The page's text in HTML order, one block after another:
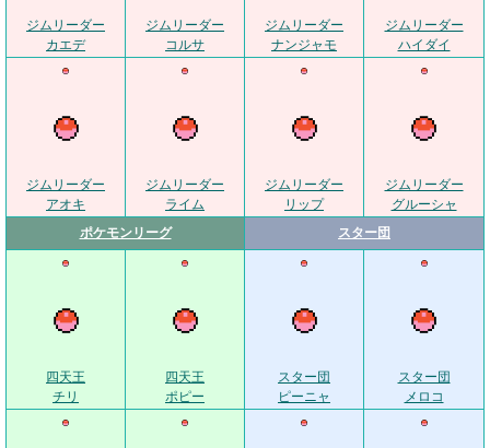
ジムリーダー
カエデ
ジムリーダー
コルサ
ジムリーダー
ナンジャモ
ジムリーダー
ハイダイ
ジムリーダー
アオキ
ジムリーダー
ライム
ジムリーダー
リップ
ジムリーダー
グルーシャ
ポケモンリーグ
スター団
四天王
チリ
四天王
ポピー
スター団
ピーニャ
スター団
メロコ